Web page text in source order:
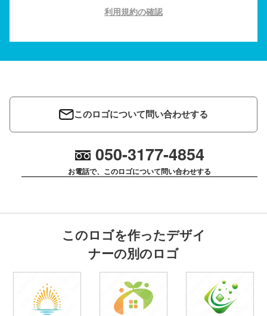
利用規約の確認
このロゴについて問い合わせする
050-3177-4854
お電話で、このロゴについて問い合わせする
このロゴを作ったデザイ
ナーの別のロゴ